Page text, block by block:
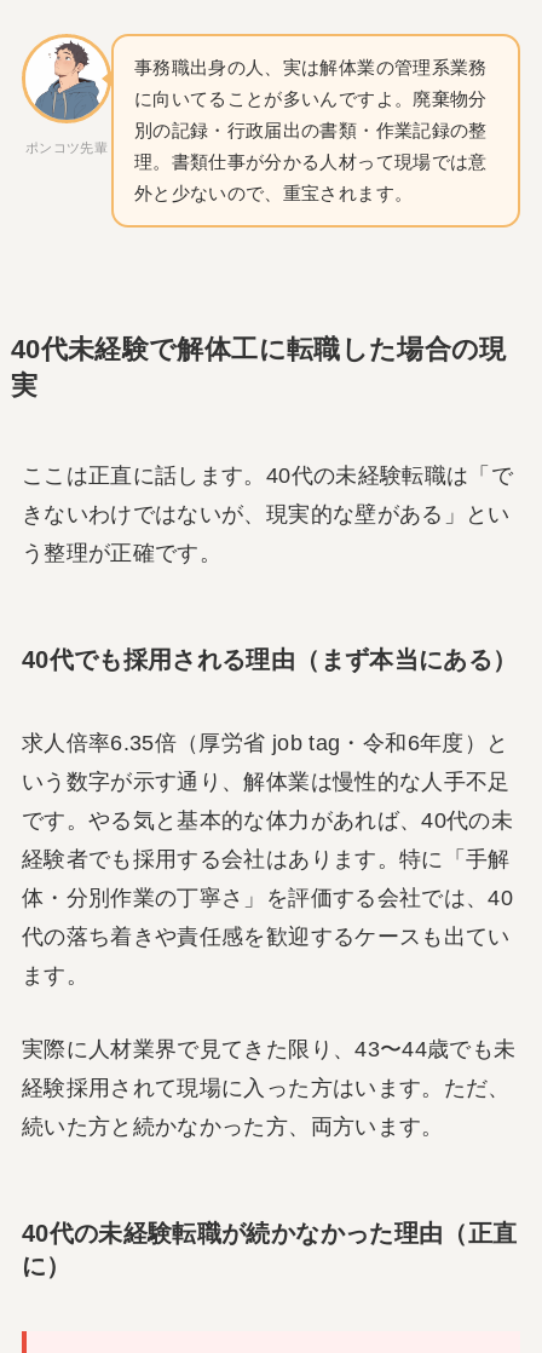
ポンコツ先輩
事務職出身の人、実は解体業の管理系業務
に向いてることが多いんですよ。廃棄物分
別の記録・行政届出の書類・作業記録の整
理。書類仕事が分かる人材って現場では意
外と少ないので、重宝されます。
40代未経験で解体工に転職した場合の現
実
ここは正直に話します。40代の未経験転職は「で
きないわけではないが、現実的な壁がある」とい
う整理が正確です。
40代でも採用される理由（まず本当にある）
求人倍率6.35倍（厚労省 job tag・令和6年度）と
いう数字が示す通り、解体業は慢性的な人手不足
です。やる気と基本的な体力があれば、40代の未
経験者でも採用する会社はあります。特に「手解
体・分別作業の丁寧さ」を評価する会社では、40
代の落ち着きや責任感を歓迎するケースも出てい
ます。
実際に人材業界で見てきた限り、43〜44歳でも未
経験採用されて現場に入った方はいます。ただ、
続いた方と続かなかった方、両方います。
40代の未経験転職が続かなかった理由（正直
に）